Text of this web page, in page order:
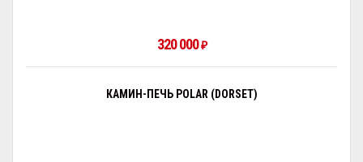
320 000₽
КАМИН-ПЕЧЬ POLAR (DORSET)